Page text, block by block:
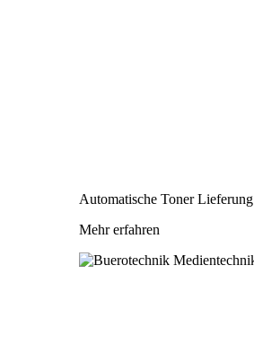
Automatische Toner Lieferung
Mehr erfahren